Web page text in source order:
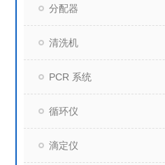
分配器
清洗机
PCR 系统
循环仪
滴定仪